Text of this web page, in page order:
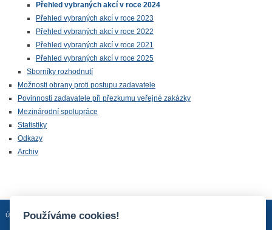
Přehled vybraných akcí v roce 2024
Přehled vybraných akcí v roce 2023
Přehled vybraných akcí v roce 2022
Přehled vybraných akcí v roce 2021
Přehled vybraných akcí v roce 2025
Sborníky rozhodnutí
Možnosti obrany proti postupu zadavatele
Povinnosti zadavatele při přezkumu veřejné zakázky
Mezinárodní spolupráce
Statistiky
Odkazy
Archiv
Úvodní stránka Mapa stránek Prohlášení o přístupnosti
Používáme cookies!